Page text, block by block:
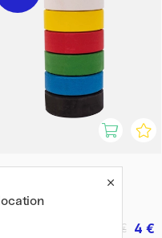
6 Stk
4 €
5 €